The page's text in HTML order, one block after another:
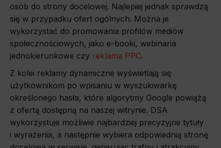
osób do strony docelowej. Najlepiej jednak sprawdzą
się w przypadku ofert ogólnych. Można je
wykorzystać do promowania profilów mediów
społecznościowych, jako e-booki, webinaria
jednokierunkowe czy reklama PPC.
Z kolei reklamy dynamiczne wyświetlają się
użytkownikom po wpisaniu w wyszukiwarkę
określonego hasła, które algorytmy Google powiążą
z ofertą dostępną na naszej witrynie. DSA
wykorzystuje możliwie najbardziej precyzyjne tytuły
i wyrażenia, a następnie wybiera odpowiednią stronę